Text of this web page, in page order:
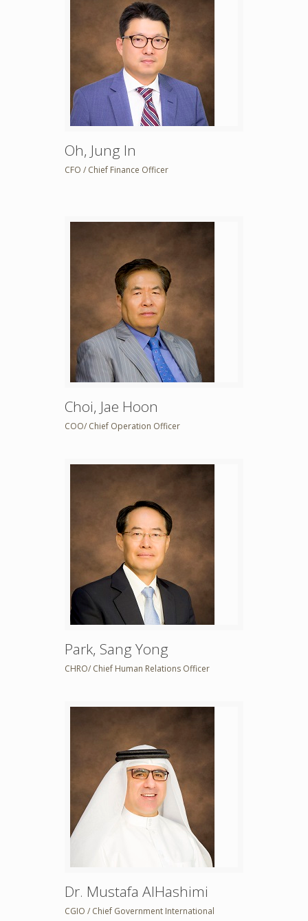
Oh, Jung In
CFO / Chief Finance Officer
Choi, Jae Hoon
COO/ Chief Operation Officer
Park, Sang Yong
CHRO/ Chief Human Relations Officer
Dr. Mustafa AlHashimi
CGIO / Chief Government International